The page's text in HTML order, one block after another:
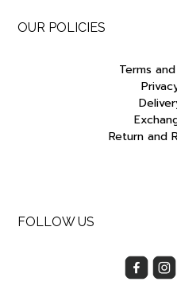
OUR POLICIES
Terms
Return and
FOLLOW US